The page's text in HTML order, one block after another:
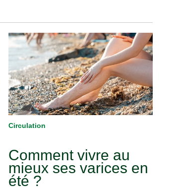
Circulation
Comment vivre au
mieux ses varices en
été ?